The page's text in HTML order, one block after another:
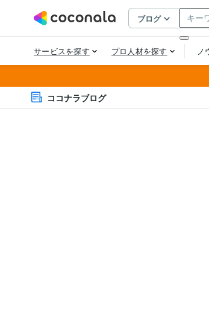
ココナラブログ